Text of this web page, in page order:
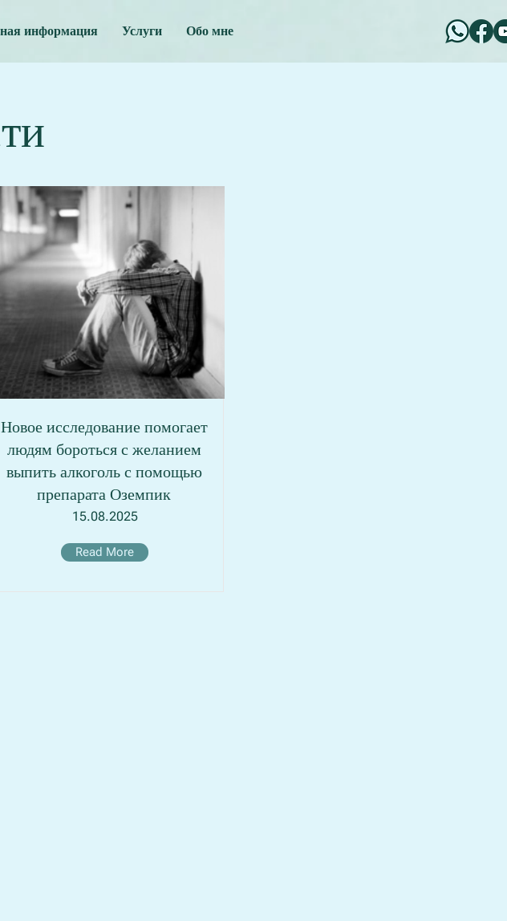
Обо мне
Услуги
информация
Новое исследование помогает
людям бороться с желанием
выпить алкоголь с помощью
препарата Оземпик
15.08.2025
Read More